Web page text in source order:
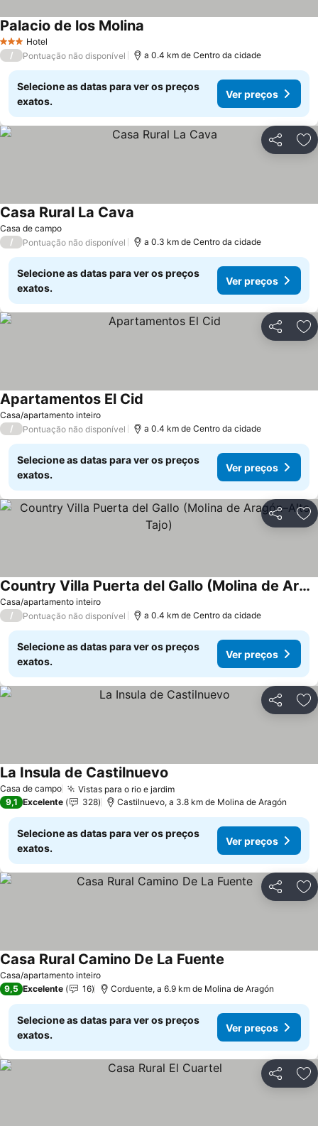
3 EstrelasHotel
Palacio de los Molina
/ Pontuação não disponível a 0.4 km de Centro da cidade
Selecione as datas para ver os preços
exatos.
Ver preços
Partilhar
Casa de campo
Casa Rural La Cava
/ Pontuação não disponível a 0.3 km de Centro da cidade
Selecione as datas para ver os preços
exatos.
Ver preços
Partilhar
Casa/apartamento inteiro
Apartamentos El Cid
/ Pontuação não disponível a 0.4 km de Centro da cidade
Selecione as datas para ver os preços
exatos.
Ver preços
Partilhar
Casa/apartamento inteiro
Country Villa Puerta del Gallo (Molina de Aragón–Alto Tajo)
Ver preços
/ Pontuação não disponível a 0.4 km de Centro da cidade
Selecione as datas para ver os preços
exatos.
Ver preços
Partilhar
Casa de campo Vistas para o rio e jardimVer preços
La Insula de Castilnuevo
9,1 Excelente 328 Castilnuevo, a 3.8 km de Molina de Aragón
Selecione as datas para ver os preços
exatos.
Ver preços
Partilhar
Casa/apartamento inteiro
Casa Rural Camino De La Fuente
9,5 Excelente 16 Corduente, a 6.9 km de Molina de Aragón
Selecione as datas para ver os preços
exatos.
Ver preços
Partilhar